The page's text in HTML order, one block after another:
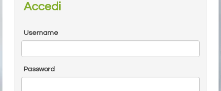
Accedi
Username
Password